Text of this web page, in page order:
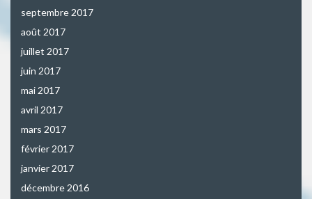
septembre 2017
août 2017
juillet 2017
juin 2017
mai 2017
avril 2017
mars 2017
février 2017
janvier 2017
décembre 2016